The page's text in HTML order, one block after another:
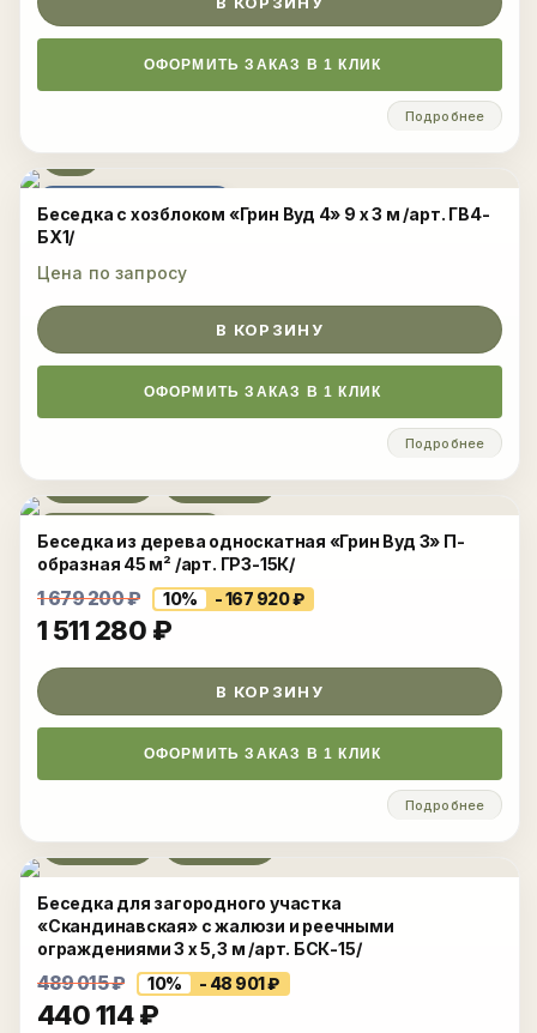
ОФОРМИТЬ ЗАКАЗ В 1 КЛИК
Подробнее
Беседка с хозблоком «Грин Вуд 4» 9 х 3 м /арт. ГВ4-
БХ1/
Цена по запросу
В КОРЗИНУ
ОФОРМИТЬ ЗАКАЗ В 1 КЛИК
Подробнее
Развернуть
Беседка из дерева односкатная «Грин Вуд 3» П-
образная 45 м² /арт. ГР3-15К/
1 679 200₽ 10% - 167 920₽
1 511 280 ₽
В КОРЗИНУ
ОФОРМИТЬ ЗАКАЗ В 1 КЛИК
Подробнее
Развернуть
Беседка для загородного участка
«Скандинавская» с жалюзи и реечными
ограждениями 3 х 5,3 м /арт. БСК-15/
489 015₽ 10% - 48 901₽
440 114₽